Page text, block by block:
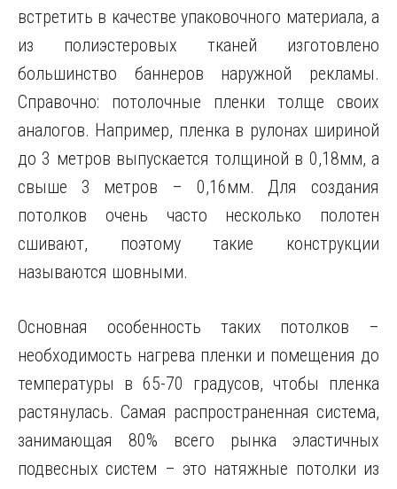
встретить в качестве упаковочного материала, а
из полиэстеровых тканей изготовлено
большинство баннеров наружной рекламы.
Справочно: потолочные пленки толще своих
аналогов. Например, пленка в рулонах шириной
до 3 метров выпускается толщиной в 0,18мм, а
свыше 3 метров – 0,16мм. Для создания
потолков очень часто несколько полотен
сшивают, поэтому такие конструкции
называются шовными.
Основная особенность таких потолков –
необходимость нагрева пленки и помещения до
температуры в 65-70 градусов, чтобы пленка
растянулась. Самая распространенная система,
занимающая 80% всего рынка эластичных
подвесных систем – это натяжные потолки из